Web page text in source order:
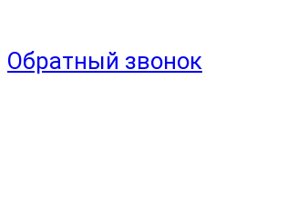
Обратный звонок